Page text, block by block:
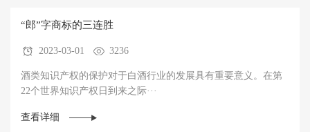
“郎”字商标的三连胜
2023-03-01 3236
酒类知识产权的保护对于白酒行业的发展具有重要意义。在第
22个世界知识产权日到来之际···
查看详细